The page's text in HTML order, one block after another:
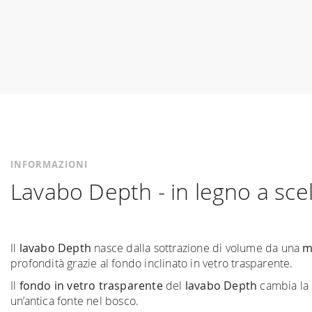
INFORMAZIONI
Lavabo Depth - in legno a
Il lavabo Depth nasce dalla sottrazione di volume da una
profondità grazie al fondo inclinato in vetro trasparente.
Il fondo in vetro trasparentedel lavabo Depth cambia
un’antica fonte nel bosco.